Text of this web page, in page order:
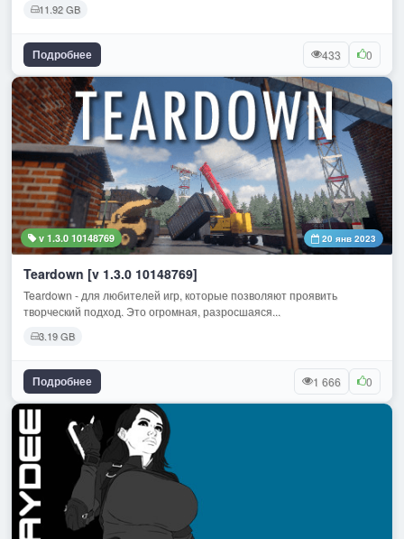
11.92 GB
Подробнее 433 0
v 1.3.0 10148769 20 янв 2023
Teardown [v 1.3.0 10148769]
Teardown - для любителей игр, которые позволяют проявить
творческий подход. Это огромная, разросшаяся...
3.19 GB
Подробнее 1 666 0